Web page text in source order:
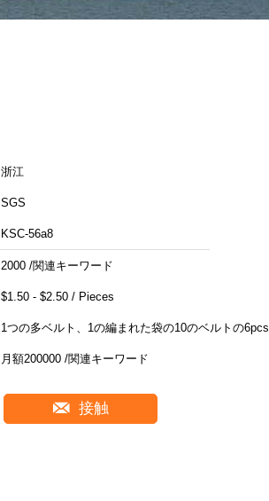
浙江
SGS
KSC-56a8
2000 /関連キーワード
$1.50 - $2.50 / Pieces
1つの多ベルト、1の編まれた袋の10のベルトの6pcs
月額200000 /関連キーワード
接触